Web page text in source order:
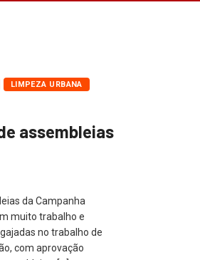
LIMPEZA URBANA
assembleias
da Campanha
muito trabalho e
no trabalho de
com aprovação